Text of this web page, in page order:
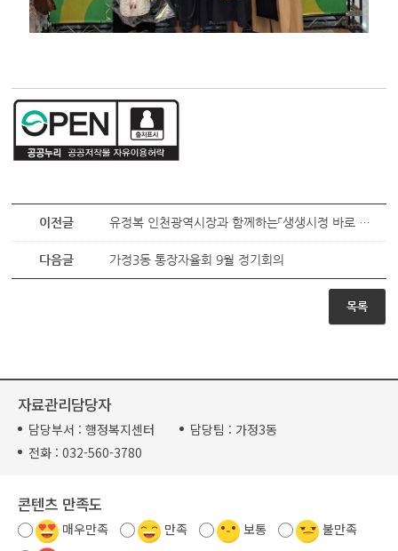
이전글 유정복 인천광역시장과 함께하는「생생시정 바로 알기」
다음글 가정3동 통장자율회 9월 정기회의
목록
자료관리담당자
담당부서 : 행정복지센터 담당팀 : 가정3동
전화 : 032-560-3780
콘텐츠 만족도
매우만족 만족 보통
불만족